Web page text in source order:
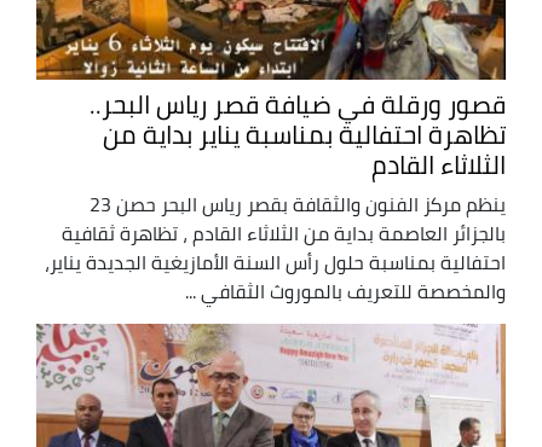
قصور ورقلة في ضيافة قصر رياس البحر..
تظاهرة احتفالية بمناسبة يناير بداية من
الثلاثاء القادم
ينظم مركز الفنون والثقافة بقصر رياس البحر حصن 23
بالجزائر العاصمة بداية من الثلاثاء القادم ، تظاهرة ثقافية
احتفالية بمناسبة حلول رأس السنة الأمازيغية الجديدة يناير،
والمخصصة للتعريف بالموروث الثقافي ...